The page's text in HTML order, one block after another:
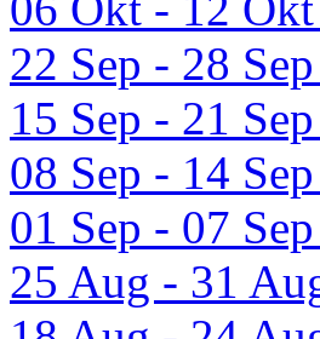
22 Sep - 28
15 Sep - 21
08 Sep - 14
01 Sep - 07
25 Aug - 31